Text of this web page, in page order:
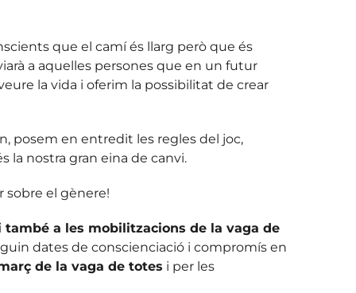
que el camí és llarg però que és
a aquelles persones que en un futur
la vida i oferim la possibilitat de crear
posem en entredit les regles del joc,
la nostra gran eina de canvi.
sobre el gènere!
a les mobilitzacions de la vaga de
dates de conscienciació i compromís en
de la vaga de totes i per les